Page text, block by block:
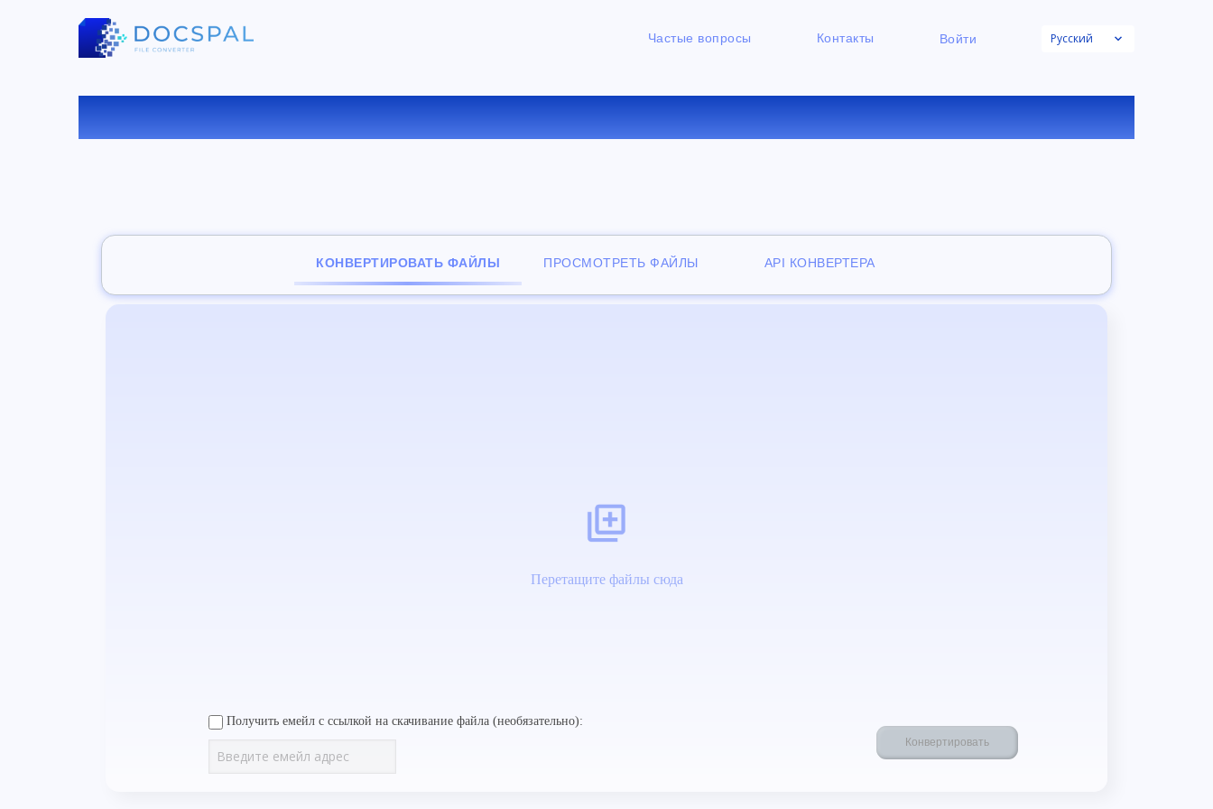
Частые вопросы Контакты Войти Русский
КОНВЕРТИРОВАТЬ DJVU В PS ОНЛАЙН
КОНВЕРТИРОВАТЬ ФАЙЛЫ ПРОСМОТРЕТЬ ФАЙЛЫ API КОНВЕРТЕРА
Перетащите файлы сюда
Получить емейл с ссылкой на скачивание файла (необязательно):